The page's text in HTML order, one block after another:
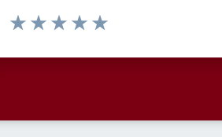
Valuta da 1 a 5 stelle la pagina